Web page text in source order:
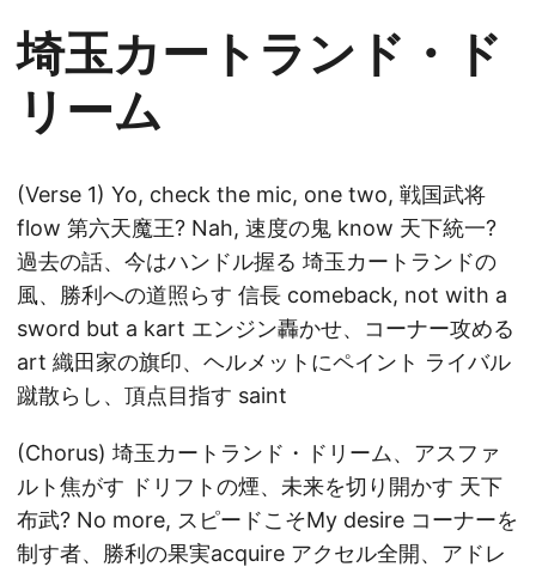
埼玉カートランド・ド
リーム
(Verse 1) Yo, check the mic, one two, 戦国武将
flow 第六天魔王? Nah, 速度の鬼 know 天下統一?
過去の話、今はハンドル握る 埼玉カートランドの
風、勝利への道照らす 信長 comeback, not with a
sword but a kart エンジン轟かせ、コーナー攻める
art 織田家の旗印、ヘルメットにペイント ライバル
蹴散らし、頂点目指す saint
(Chorus) 埼玉カートランド・ドリーム、アスファ
ルト焦がす ドリフトの煙、未来を切り開かす 天下
布武? No more, スピードこそMy desire コーナーを
制す者、勝利の果実acquire アクセル全開、アドレ